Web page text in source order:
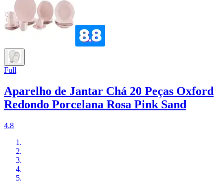
Full
Aparelho de Jantar Chá 20 Peças Oxford
Redondo Porcelana Rosa Pink Sand
4.8